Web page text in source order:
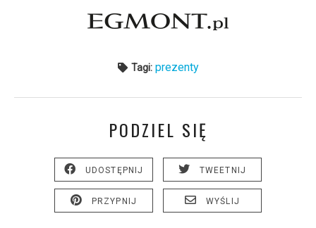
Tagi: prezenty
PODZIEL SIĘ
UDOSTĘPNIJ TWEETNIJ
PRZYPNIJ WYŚLIJ